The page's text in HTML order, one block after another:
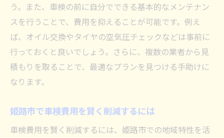
う。また、車検の前に自分でできる基本的なメンテナン
スを行うことで、費用を抑えることが可能です。例え
ば、オイル交換やタイヤの空気圧チェックなどは事前に
行っておくと良いでしょう。さらに、複数の業者から見
積もりを取ることで、最適なプランを見つける手助けに
なります。
姫路市で車検費用を賢く削減するには
車検費用を賢く削減するには、姫路市での地域特性を活